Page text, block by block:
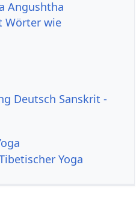
Angushtha
Wörter wie
Deutsch Sanskrit -
Yoga